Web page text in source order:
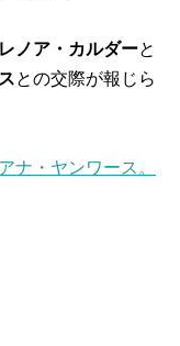
ノア・カルダーと
との交際が報じら
ナ・ヤンワース。